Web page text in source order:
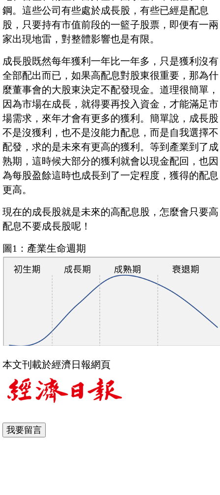
鋼。這些公司有些處於成長股，有些已經是配息
股，只要持有市值前段的一籃子股票，即便有一兩
家出現地雷，對整體影響也是有限。
成長股既然每年獲利一年比一年多，只是獲利沒有
全部配出而已，如果高配息對股東很重要，那為什
麼董事會的大股東決定不配發現金。道理很簡單，
因為市場在成長，就得要再投入資金，才能滿足市
場需求，來年才會有更多的獲利。簡單說，成長股
不是沒獲利，也不是沒能力配息，而是自我選擇不
配發，求的是未來有更高的獲利。等到產業到了成
熟期，這時候大部分的獲利就會以現金配回，也因
為每股盈餘這時也成長到了一定程度，獲得的配息
更高。
現在的成長股就是未來的高配息股，怎麼會只要高
配息不要成長股呢！
圖1：產業生命週期
本文刊載於經濟日報網頁